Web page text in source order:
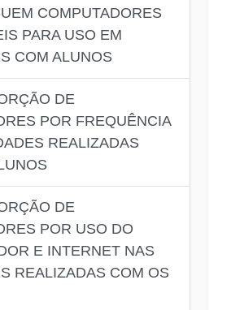
COMPUTADORES
PARA USO EM
COM ALUNOS
DE
POR FREQUÊNCIA
REALIZADAS
DE
POR USO DO
E INTERNET NAS
REALIZADAS COM OS